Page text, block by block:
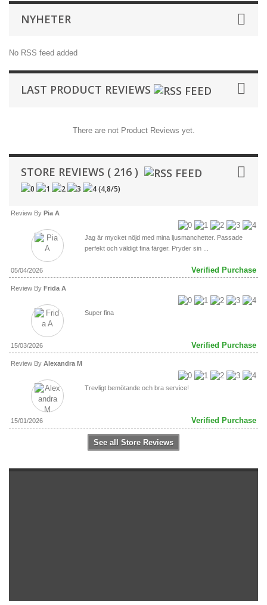
NYHETER
No RSS feed added
LAST PRODUCT REVIEWS
There are not Product Reviews yet.
STORE REVIEWS ( 216 )
(4,8/5)
Review By Pia A
Jag är mycket nöjd med mina ljusmanchetter. Passade
perfekt och väldigt fina färger. Pryder sin ...
05/04/2026 Verified Purchase
Review By Frida A
Super fina
15/03/2026 Verified Purchase
Review By Alexandra M
Trevligt bemötande och bra service!
15/01/2026 Verified Purchase
See all Store Reviews